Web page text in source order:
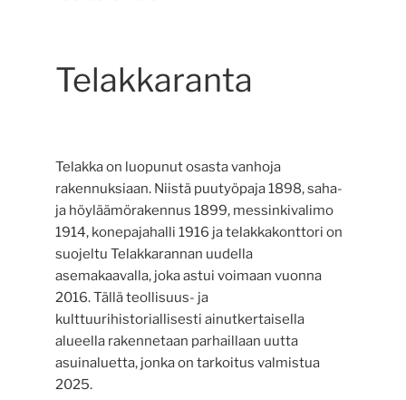
Telakkaranta
Telakka on luopunut osasta vanhoja
rakennuksiaan. Niistä puutyöpaja 1898, saha-
ja höyläämörakennus 1899, messinkivalimo
1914, konepajahalli 1916 ja telakkakonttori on
suojeltu Telakkarannan uudella
asemakaavalla, joka astui voimaan vuonna
2016. Tällä teollisuus- ja
kulttuurihistoriallisesti ainutkertaisella
alueella rakennetaan parhaillaan uutta
asuinaluetta, jonka on tarkoitus valmistua
2025.